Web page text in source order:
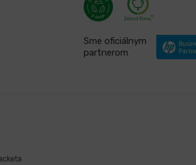
Sme oficiálnym
partnerom